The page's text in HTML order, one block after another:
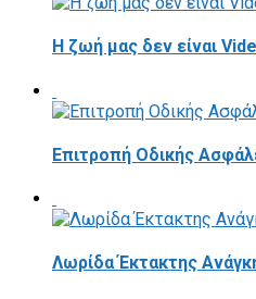
Η ζωή μας δεν είναι
Επιτροπή Οδικής
Λωρίδα Έκτακτης